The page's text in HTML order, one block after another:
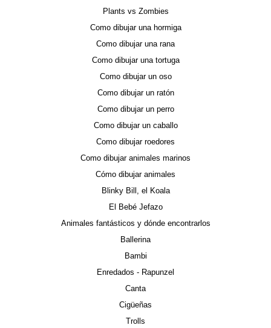
Plants vs Zombies
Como dibujar una hormiga
Como dibujar una rana
Como dibujar una tortuga
Como dibujar un oso
Como dibujar un ratón
Como dibujar un perro
Como dibujar un caballo
Como dibujar roedores
Como dibujar animales marinos
Cómo dibujar animales
Blinky Bill, el Koala
El Bebé Jefazo
Animales fantásticos y dónde encontrarlos
Ballerina
Bambi
Enredados - Rapunzel
Canta
Cigüeñas
Trolls